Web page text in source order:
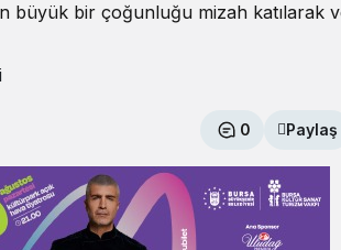
büyük bir çoğunluğu mizah katılarak
0 Paylaş